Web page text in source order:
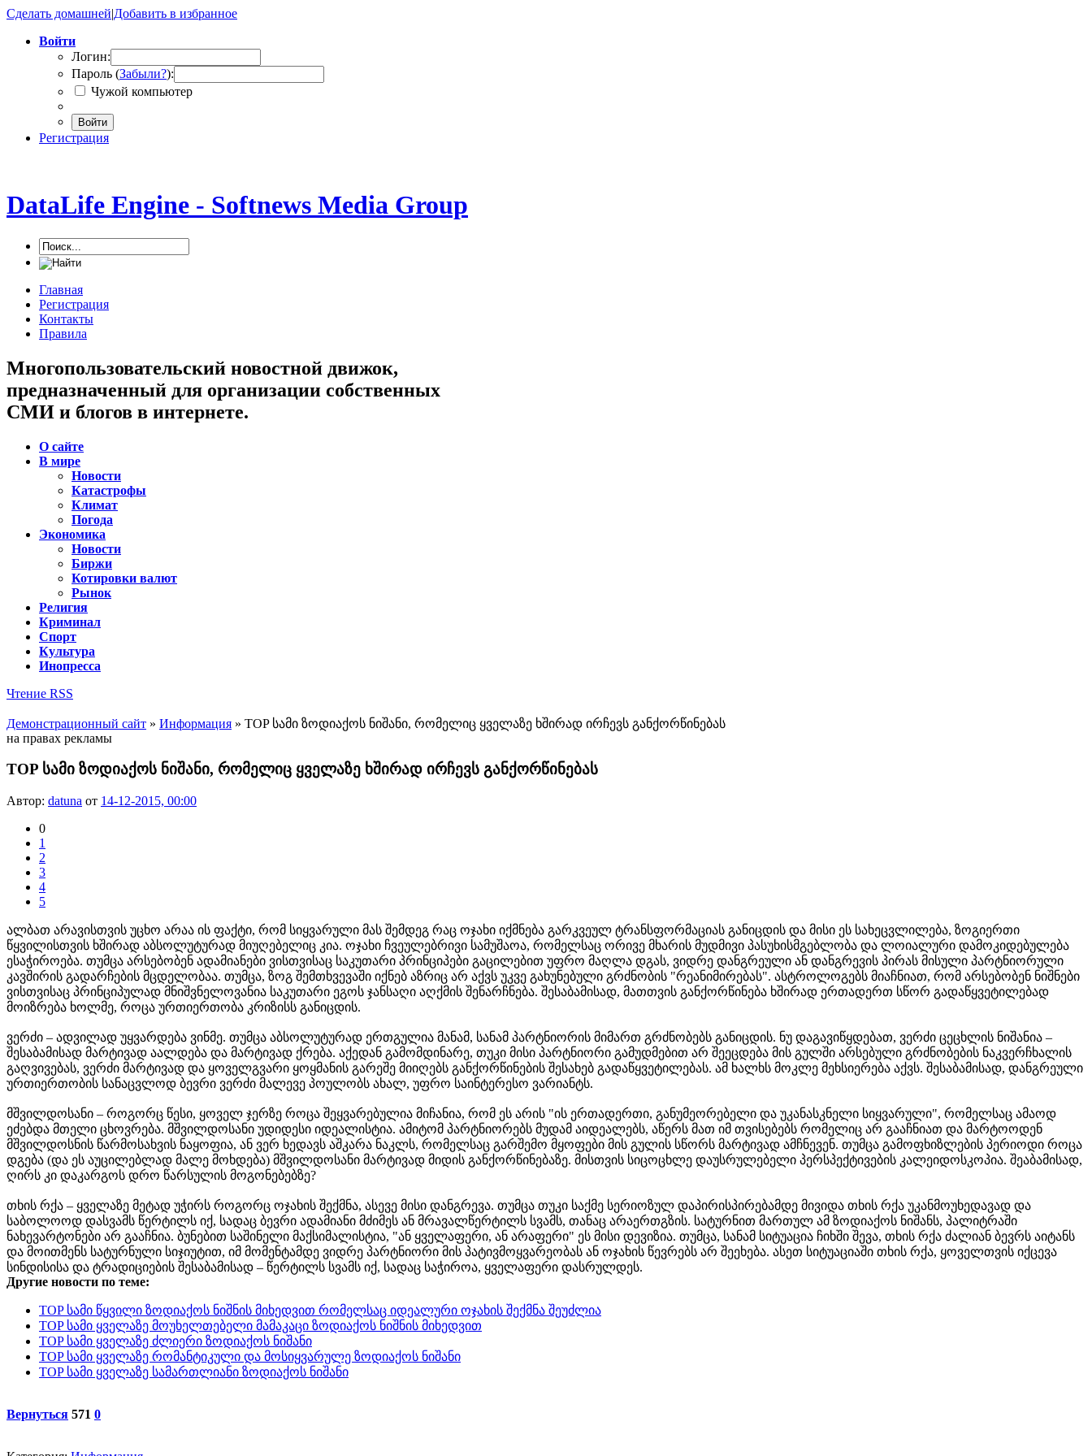
Сделать домашней|Добавить в избранное
Войти
Логин:
Пароль (Забыли?):
Чужой компьютер
Войти
Регистрация
DataLife Engine - Softnews Media Group
Главная
Регистрация
Контакты
Правила
Многопользовательский новостной движок,
предназначенный для организации собственных
СМИ и блогов в интернете.
О сайте
В мире
Новости
Катастрофы
Климат
Погода
Экономика
Новости
Биржи
Котировки валют
Рынок
Религия
Криминал
Спорт
Культура
Инопресса
Чтение RSS
Демонстрационный сайт » Информация » TOP სამი ზოდიაქოს ნიშანი, რომელიც ყველაზე ხშირად ირჩევს განქორწინებას
на правах рекламы
TOP სამი ზოდიაქოს ნიშანი, რომელიც ყველაზე ხშირად ირჩევს განქორწინებას
Автор: datuna от 14-12-2015, 00:00
0
1
2
3
4
5
ალბათ არავისთვის უცხო არაა ის ფაქტი, რომ სიყვარული მას შემდეგ რაც ოჯახი იქმნება გარკვეულ ტრანსფორმაციას განიცდის და მისი ეს სახეცვლილება, ზოგიერთი
წყვილისთვის ხშირად აბსოლუტურად მიუღებელიც კია. ოჯახი ჩვეულებრივი სამუშაოა, რომელსაც ორივე მხარის მუდმივი პასუხისმგებლობა და ლოიალური დამოკიდებულება
ესაჭიროება. თუმცა არსებობენ ადამიანები ვისთვისაც საკუთარი პრინციპები გაცილებით უფრო მაღლა დგას, ვიდრე დანგრეული ან დანგრევის პირას მისული პარტნიორული
კავშირის გადარჩების მცდელობაა. თუმცა, ზოგ შემთხვევაში იქნებ აზრიც არ აქვს უკვე გახუნებული გრძნობის "რეანიმირებას". ასტროლოგებს მიაჩნიათ, რომ არსებობენ ნიშნები
ვისთვისაც პრინციპულად მნიშვნელოვანია საკუთარი ეგოს ჯანსაღი აღქმის შენარჩნება. შესაბამისად, მათთვის განქორწინება ხშირად ერთადერთ სწორ გადაწყვეტილებად
მოიზრება ხოლმე, როცა ურთიერთობა კრიზისს განიცდის.
ვერძი – ადვილად უყვარდება ვინმე. თუმცა აბსოლუტურად ერთგულია მანამ, სანამ პარტნიორის მიმართ გრძნობებს განიცდის. ნუ დაგავიწყდებათ, ვერძი ცეცხლის ნიშანია –
შესაბამისად მარტივად აალდება და მარტივად ქრება. აქედან გამომდინარე, თუკი მისი პარტნიორი გამუდმებით არ შეეცდება მის გულში არსებული გრძნობების ნაკვერჩხალის
გაღვივებას, ვერძი მარტივად და ყოველგვარი ყოყმანის გარეშე მიიღებს განქორწინების შესახებ გადაწყვეტილებას. ამ ხალხს მოკლე მეხსიერება აქვს. შესაბამისად, დანგრეული
ურთიერთობის სანაცვლოდ ბევრი ვერძი მალევე პოულობს ახალ, უფრო საინტერესო ვარიანტს.
მშვილდოსანი – როგორც წესი, ყოველ ჯერზე როცა შეყვარებულია მიჩანია, რომ ეს არის "ის ერთადერთი, განუმეორებელი და უკანასკნელი სიყვარული", რომელსაც ამაოდ
ეძებდა მთელი ცხოვრება. მშვილდოსანი უდიდესი იდეალისტია. ამიტომ პარტნიორებს მუდამ აიდეალებს, აწერს მათ იმ თვისებებს რომელიც არ გააჩნიათ და მარტოოდენ
მშვილდოსნის წარმოსახვის ნაყოფია, ან ვერ ხედავს აშკარა ნაკლს, რომელსაც გარშემო მყოფები მის გულის სწორს მარტივად ამჩნევენ. თუმცა გამოფხიზლების პერიოდი როცა
დგება (და ეს აუცილებლად მალე მოხდება) მშვილდოსანი მარტივად მიდის განქორწინებაზე. მისთვის სიცოცხლე დაუსრულებელი პერსპექტივების კალეიდოსკოპია. შეაბამისად,
ღირს კი დაკარგოს დრო წარსულის მოგონებებზე?
თხის რქა – ყველაზე მეტად უჭირს როგორც ოჯახის შექმნა, ასევე მისი დანგრევა. თუმცა თუკი საქმე სერიოზულ დაპირისპირებამდე მივიდა თხის რქა უკანმოუხედავად და
საბოლოოდ დასვამს წერტილს იქ, სადაც ბევრი ადამიანი მძიმეს ან მრავალწერტილს სვამს, თანაც არაერთგზის. სატურნით მართულ ამ ზოდიაქოს ნიშანს, პალიტრაში
ნახევარტონები არ გააჩნია. ბუნებით საშინელი მაქსიმალისტია, "ან ყველაფერი, ან არაფერი" ეს მისი დევიზია. თუმცა, სანამ სიტუაცია ჩიხში შევა, თხის რქა ძალიან ბევრს აიტანს
და მოითმენს სატურნული სიჯიუტით, იმ მომენტამდე ვიდრე პარტნიორი მის პატივმოყვარეობას ან ოჯახის წევრებს არ შეეხება. ასეთ სიტუაციაში თხის რქა, ყოველთვის იქცევა
სინდისისა და ტრადიციების შესაბამისად – წერტილს სვამს იქ, სადაც საჭიროა, ყველაფერი დასრულდეს.
Другие новости по теме:
TOP სამი წყვილი ზოდიაქოს ნიშნის მიხედვით რომელსაც იდეალური ოჯახის შექმნა შეუძლია
TOP სამი ყველაზე მოუხელთებელი მამაკაცი ზოდიაქოს ნიშნის მიხედვით
TOP სამი ყველაზე ძლიერი ზოდიაქოს ნიშანი
TOP სამი ყველაზე რომანტიკული და მოსიყვარულე ზოდიაქოს ნიშანი
TOP სამი ყველაზე სამართლიანი ზოდიაქოს ნიშანი
Вернуться 571 0